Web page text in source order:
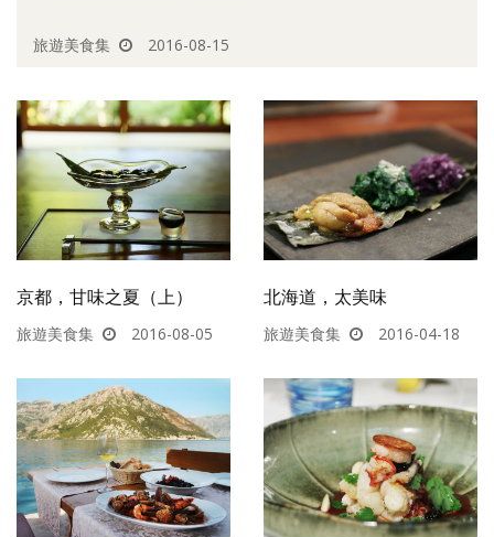
活動實況記錄
媒體報導一覽
合作與代言
訂閱電子報
旅遊美食集 2016-08-15
京都，甘味之夏（上）
旅遊美食集 2016-08-05
北海道，太美味
旅遊美食集 2016-04-18